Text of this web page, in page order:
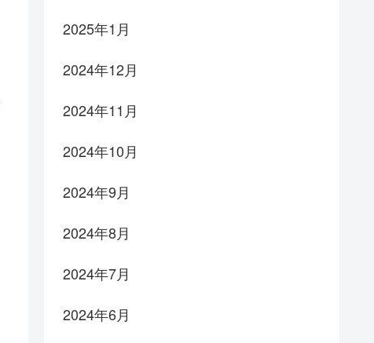
2025年1月
2024年12月
2024年11月
2024年10月
2024年9月
2024年8月
2024年7月
2024年6月